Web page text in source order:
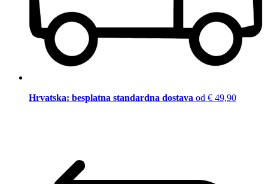
Hrvatska: besplatna standardna dostava od € 49,90